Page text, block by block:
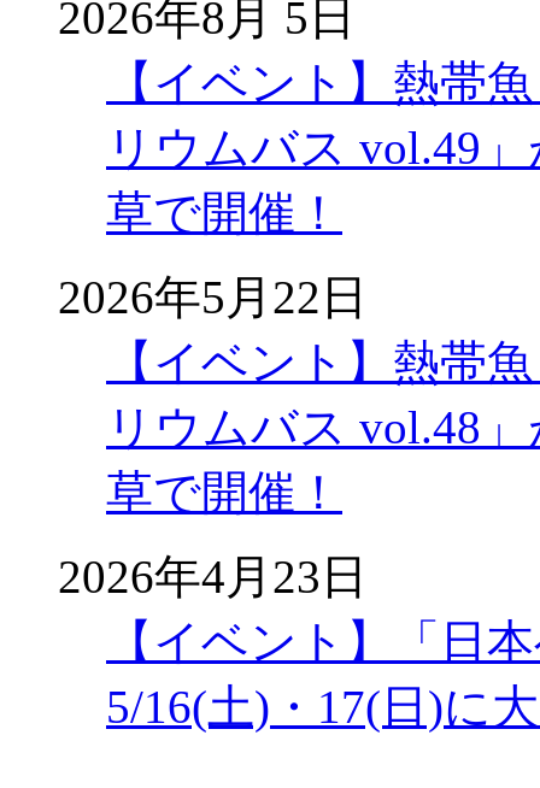
2026年8月 5日
【イベント】熱帯
リウムバス vol.49
草で開催！
2026年5月22日
【イベント】熱帯
リウムバス vol.48
草で開催！
2026年4月23日
【イベント】「日
5/16(土)・17(日)に